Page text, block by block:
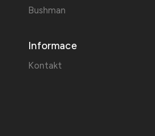
Bushman
Informace
Kontakt